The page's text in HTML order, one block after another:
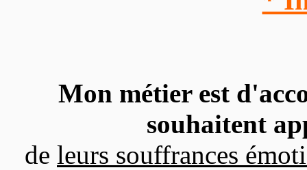
Mon métier est
souhaitent
de leurs souffrances